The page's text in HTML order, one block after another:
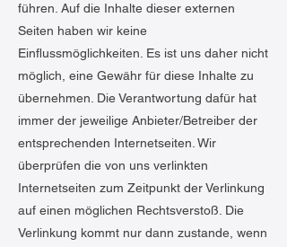
führen. Auf die Inhalte dieser externen
Seiten haben wir keine
Einflussmöglichkeiten. Es ist uns daher nicht
möglich, eine Gewähr für diese Inhalte zu
übernehmen. Die Verantwortung dafür hat
immer der jeweilige Anbieter/Betreiber der
entsprechenden Internetseiten. Wir
überprüfen die von uns verlinkten
Internetseiten zum Zeitpunkt der Verlinkung
auf einen möglichen Rechtsverstoß. Die
Verlinkung kommt nur dann zustande, wenn